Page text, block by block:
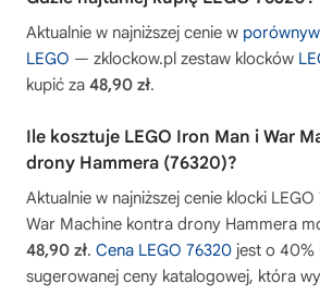
Aktualnie w najniższej cenie w
LEGO — zklockow.pl zestaw klocków
kupić za 48,90 zł.
Ile kosztuje LEGO Iron Man i War
drony Hammera (76320)?
Aktualnie w najniższej cenie klocki
War Machine kontra drony Hammera
48,90 zł. Cena LEGO 76320 jest o 40%
sugerowanej ceny katalogowej, która